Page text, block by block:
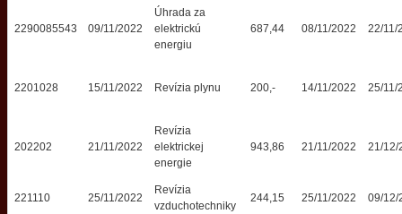
2290085543 09/11/2022
Úhrada za
elektrickú
energiu
687,44 08/11/2022 22/11/
2201028 15/11/2022 Revízia plynu 200,- 14/11/2022 25/11/
202202 21/11/2022
Revízia
elektrickej
energie
943,86 21/11/2022 21/12/
221110 25/11/2022
Revízia
vzduchotechniky
244,15 25/11/2022 09/12/